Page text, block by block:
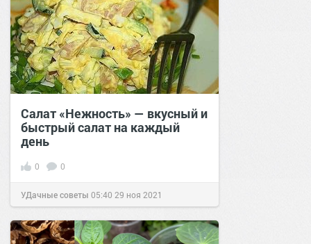
Салат «Нежность» — вкусный и
быстрый салат на каждый
день
0 0
УДачные советы 05:40 29 ноя 2021